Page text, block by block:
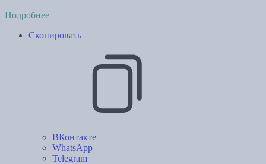
Подробнее
Скопировать
ВКонтакте
WhatsApp
Telegram